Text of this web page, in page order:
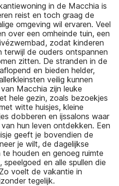
in de Macchia is
reist en toch graag de
omgeving wil ervaren. Veel
over een omheinde tuin, een
zodat kinderen
terwijl de ouders ontspannen
zitten. De stranden in de
en bieden helder,
veilig kunnen
Macchia zijn leuke
hele gezin, zoals bezoekjes
witte huisjes, kleine
dobberen en ijssalons waar
hun leven ontdekken. Een
geeft je bovendien de
je wilt, de dagelijkse
houden en genoeg ruimte
en alle spullen die
voelt de vakantie in
tegelijk.